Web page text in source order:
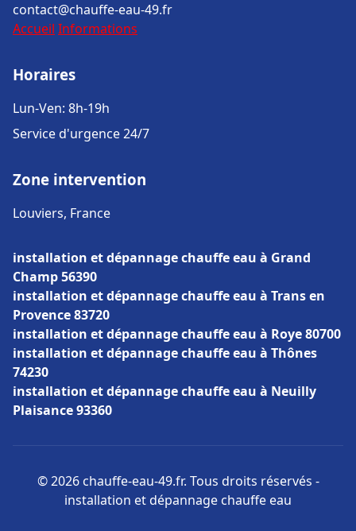
contact@chauffe-eau-49.fr
Accueil Informations
Horaires
Lun-Ven: 8h-19h
Service d'urgence 24/7
Zone intervention
Louviers, France
installation et dépannage chauffe eau à Grand
Champ 56390
installation et dépannage chauffe eau à Trans en
Provence 83720
installation et dépannage chauffe eau à Roye 80700
installation et dépannage chauffe eau à Thônes
74230
installation et dépannage chauffe eau à Neuilly
Plaisance 93360
© 2026 chauffe-eau-49.fr. Tous droits réservés -
installation et dépannage chauffe eau